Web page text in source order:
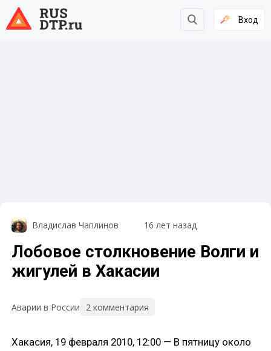
Вход
Владислав Чаплинов 16 лет назад
Лобовое столкновение Волги и
жигулей в Хакасии
Аварии в России 2 комментария
Хакасия, 19 февраля 2010, 12:00 — В пятницу около